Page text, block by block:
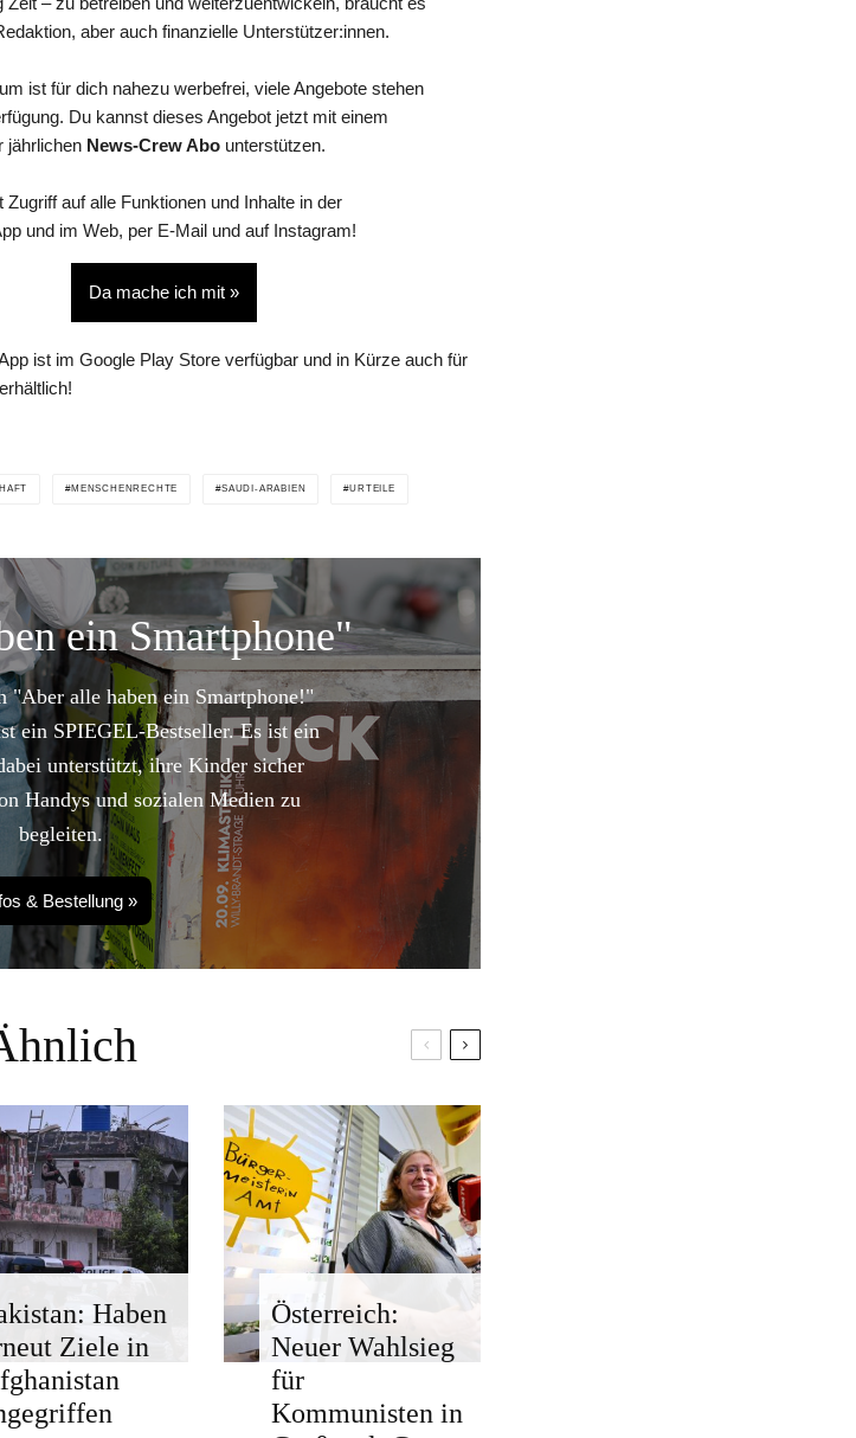
aber auch finanzielle Unterstützer:innen.
ist für dich nahezu werbefrei, viele Angebote stehen
Du kannst dieses Angebot jetzt mit einem
jährlichen News-Crew Abo unterstützen.
Zugriff auf alle Funktionen und Inhalte in der
und im Web, per E-Mail und auf Instagram!
Da mache ich mit »
ist im Google Play Store verfügbar und in Kürze auch für
HAFT MENSCHENRECHTE SAUDI-ARABIEN URTEILE
ein Smartphone"
"Aber alle haben ein Smartphone!"
ein SPIEGEL-Bestseller. Es ist ein
unterstützt, ihre Kinder sicher
Handys und sozialen Medien zu
begleiten.
& Bestellung »
Haben
Ziele in
Österreich:
Neuer Wahlsieg
für
Kommunisten in